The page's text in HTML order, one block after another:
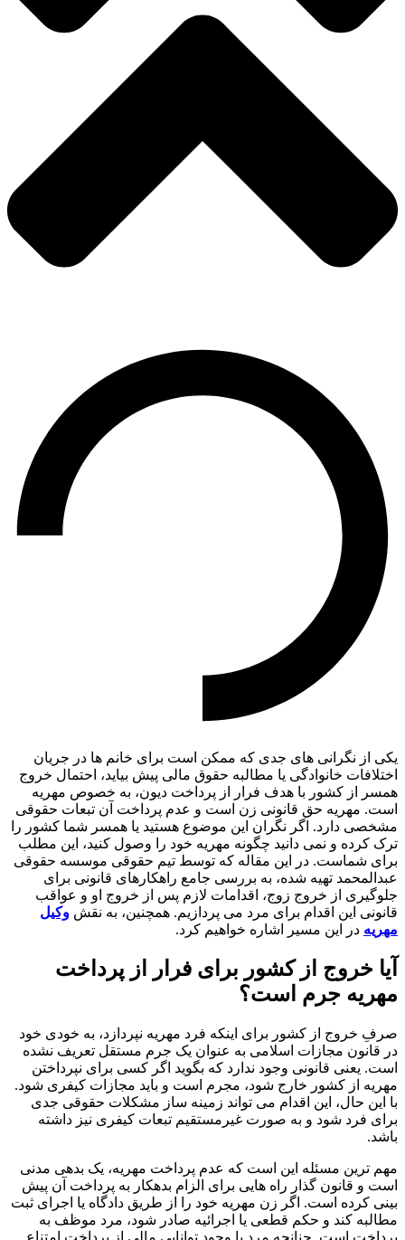
یکی از نگرانی های جدی که ممکن است برای خانم ها در جریان
اختلافات خانوادگی یا مطالبه حقوق مالی پیش بیاید، احتمال خروج
همسر از کشور با هدف فرار از پرداخت دیون، به خصوص مهریه
است. مهریه حق قانونی زن است و عدم پرداخت آن تبعات حقوقی
مشخصی دارد. اگر نگران این موضوع هستید یا همسر شما کشور را
ترک کرده و نمی دانید چگونه مهریه خود را وصول کنید، این مطلب
برای شماست. در این مقاله که توسط تیم حقوقی موسسه حقوقی
عبدالمحمد تهیه شده، به بررسی جامع راهکارهای قانونی برای
جلوگیری از خروج زوج، اقدامات لازم پس از خروج او و عواقب
قانونی این اقدام برای مرد می پردازیم. همچنین، به نقش وکیل
مهریه در این مسیر اشاره خواهیم کرد.
آیا خروج از کشور برای فرار از پرداخت
مهریه جرم است؟
صرفِ خروج از کشور برای اینکه فرد مهریه نپردازد، به خودی خود
در قانون مجازات اسلامی به عنوان یک جرم مستقل تعریف نشده
است. یعنی قانونی وجود ندارد که بگوید اگر کسی برای نپرداختن
مهریه از کشور خارج شود، مجرم است و باید مجازات کیفری شود.
با این حال، این اقدام می تواند زمینه ساز مشکلات حقوقی جدی
برای فرد شود و به صورت غیرمستقیم تبعات کیفری نیز داشته
باشد.
مهم ترین مسئله این است که عدم پرداخت مهریه، یک بدهی مدنی
است و قانون گذار راه هایی برای الزام بدهکار به پرداخت آن پیش
بینی کرده است. اگر زن مهریه خود را از طریق دادگاه یا اجرای ثبت
مطالبه کند و حکم قطعی یا اجرائیه صادر شود، مرد موظف به
پرداخت است. چنانچه مرد با وجود توانایی مالی از پرداخت امتناع